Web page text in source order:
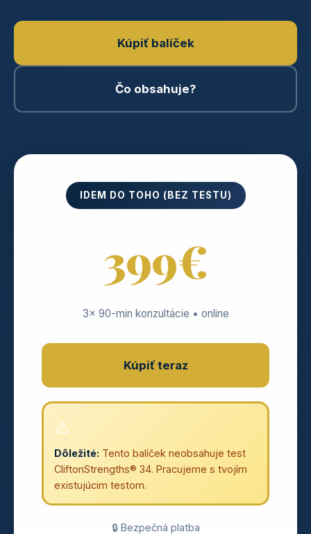
Kúpiť balíček
Čo obsahuje?
IDEM DO TOHO (BEZ TESTU)
399€
3x 90-min konzultácie • online
Kúpiť teraz
⚠️
Dôležité: Tento balíček neobsahuje test
CliftonStrengths® 34. Pracujeme s tvojím
existujúcim testom.
🔒 Bezpečná platba